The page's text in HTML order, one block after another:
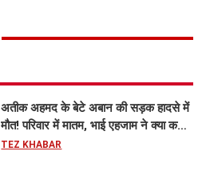
अतीक अहमद के बेटे अबान की सड़क हादसे में
मौत! परिवार में मातम, भाई एहजाम ने क्या कहा?
जानिए पूरा मामला
TEZ KHABAR